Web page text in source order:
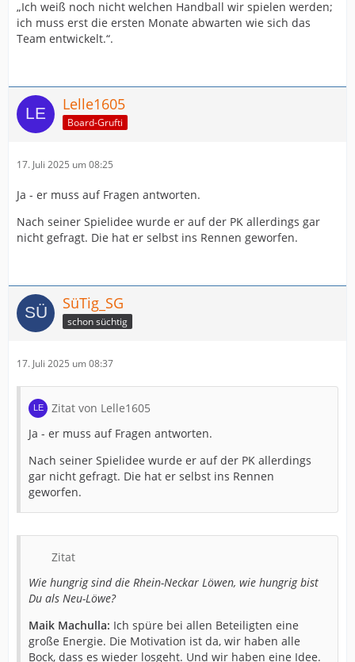
„Ich weiß noch nicht welchen Handball wir spielen werden;
ich muss erst die ersten Monate abwarten wie sich das
Team entwickelt.“.
Lelle1605
Board-Grufti
17. Juli 2025 um 08:25
Ja - er muss auf Fragen antworten.
Nach seiner Spielidee wurde er auf der PK allerdings gar
nicht gefragt. Die hat er selbst ins Rennen geworfen.
SüTig_SG
schon süchtig
17. Juli 2025 um 08:37
Zitat von Lelle1605
Ja - er muss auf Fragen antworten.
Nach seiner Spielidee wurde er auf der PK allerdings
gar nicht gefragt. Die hat er selbst ins Rennen
geworfen.
Zitat
Wie hungrig sind die Rhein-Neckar Löwen, wie hungrig bist
Du als Neu-Löwe?
Maik Machulla: Ich spüre bei allen Beteiligten eine
große Energie. Die Motivation ist da, wir haben alle
Bock, dass es wieder losgeht. Und wir haben eine Idee.